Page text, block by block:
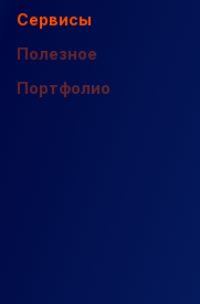
Сервисы
Полезное
Портфолио